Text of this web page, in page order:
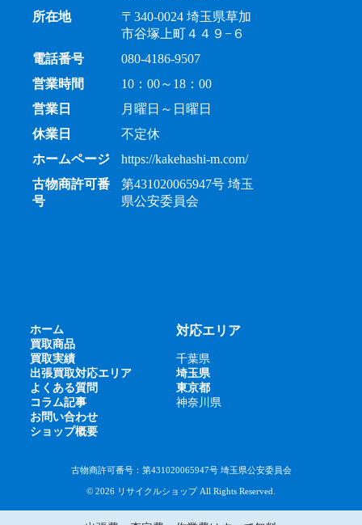
所在地
〒340-0024 埼玉県草加
市谷塚上町４４９−６
電話番号
080-4186-9507
営業時間
10：00～18：00
営業日
月曜日～日曜日
休業日
不定休
ホームページ
https://kakehashi-m.com/
古物商許可番
号
第431020065947号 埼玉
県公安委員会
ホーム
買取商品
買取実績
出張買取対応エリア
よくある質問
コラム記事
お問い合わせ
ショップ概要
対応エリア
千葉県
埼玉県
東京都
神奈川県
古物商許可番号：第431020065947号 埼玉県公安委員会
© 2026 リサイクルショップ All Rights Reserved.